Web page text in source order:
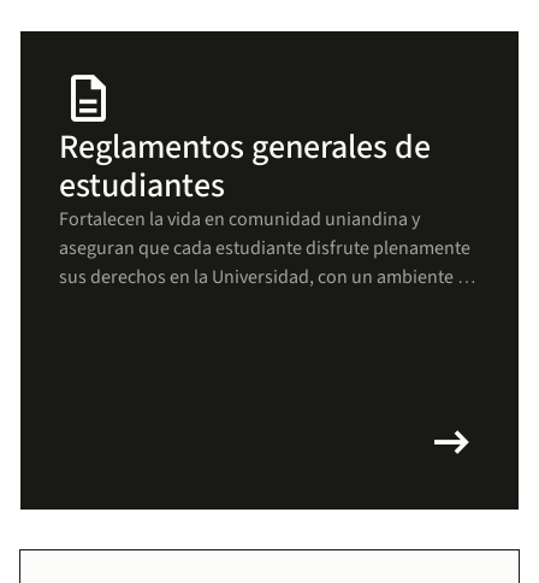
description
Reglamentos generales de
estudiantes
Fortalecen la vida en comunidad uniandina y
aseguran que cada estudiante disfrute plenamente
sus derechos en la Universidad, con un ambiente de
arrow_right_alt